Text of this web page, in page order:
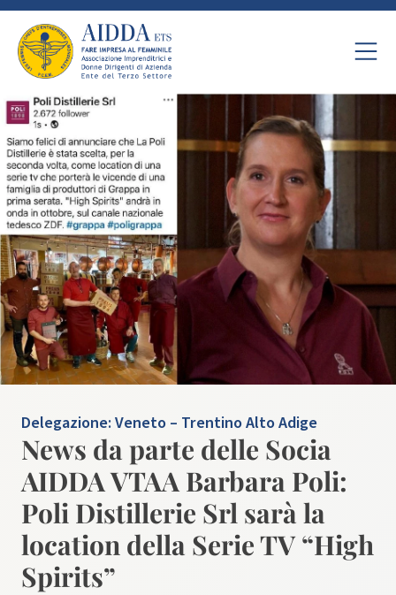
Delegazione:Veneto – Trentino Alto Adige
News da parte delle Socia
AIDDA VTAA Barbara Poli:
Poli Distillerie Srl sarà la
location della Serie TV “High
Spirits”